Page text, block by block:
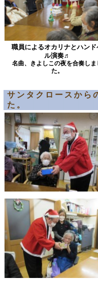
職員によるオカリナとハンド
ル演奏♬
名曲、きよしこの夜を合奏しま
た。
サンタクロースから
た。